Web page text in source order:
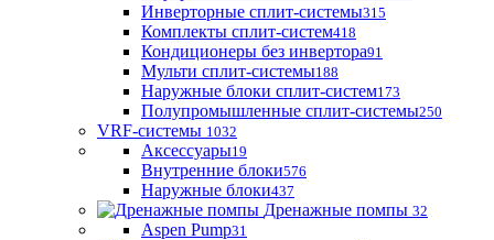
Инверторные сплит-системы315
Комплекты сплит-систем418
Кондиционеры без инвертора91
Мульти сплит-системы188
Наружные блоки сплит-систем173
Полупромышленные сплит-системы250
VRF-системы 1032
Аксессуары19
Внутренние блоки576
Наружные блоки437
Дренажные помпы 32
Aspen Pump31